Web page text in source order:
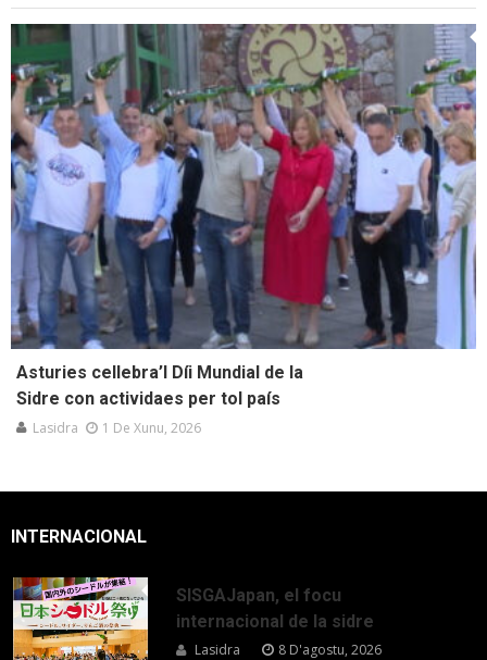
Asturies cellebra’l Díi Mundial de la
Sidre con actividaes per tol país
Lasidra 1 De Xunu, 2026
INTERNACIONAL
SISGAJapan, el focu
internacional de la sidre
Lasidra 8 D'agostu, 2026